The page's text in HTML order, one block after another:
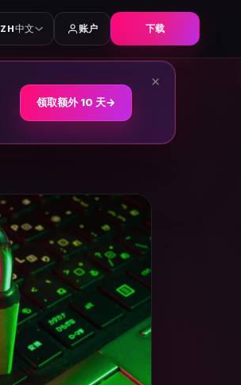
ZH中文 账户 下载
领取额外 10 天→
×